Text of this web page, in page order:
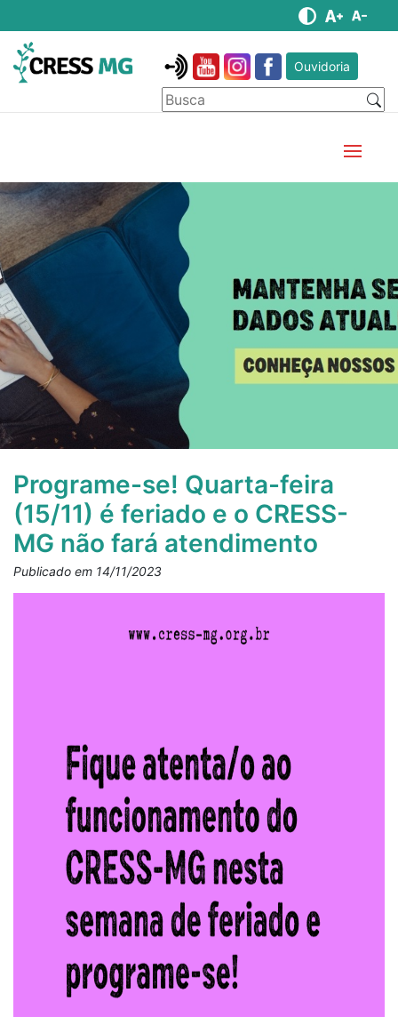
Ouvidoria
Programe-se! Quarta-feira
(15/11) é feriado e o CRESS-
MG não fará atendimento
Publicado em 14/11/2023